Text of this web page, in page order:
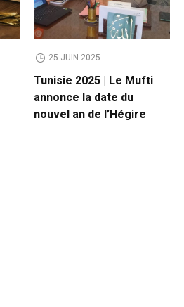
25 JUIN 2025
Tunisie 2025 | Le Mufti
annonce la date du
nouvel an de l’Hégire